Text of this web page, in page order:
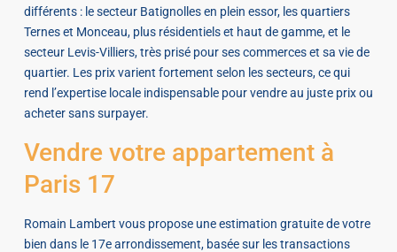
différents : le secteur Batignolles en plein essor, les quartiers
Ternes et Monceau, plus résidentiels et haut de gamme, et le
secteur Levis-Villiers, très prisé pour ses commerces et sa vie de
quartier. Les prix varient fortement selon les secteurs, ce qui
rend l’expertise locale indispensable pour vendre au juste prix ou
acheter sans surpayer.
Vendre votre appartement à
Paris 17
Romain Lambert vous propose une estimation gratuite de votre
bien dans le 17e arrondissement, basée sur les transactions